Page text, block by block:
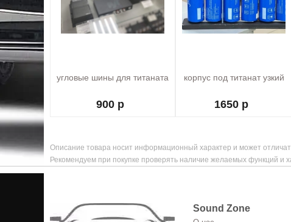
угловые шины для титаната
900 р
корпус под титанат узкий
1650 р
Описание товара носит информационный характер и может
Рекомендуем при покупке проверять наличие желаемых функций и
Sound Zone